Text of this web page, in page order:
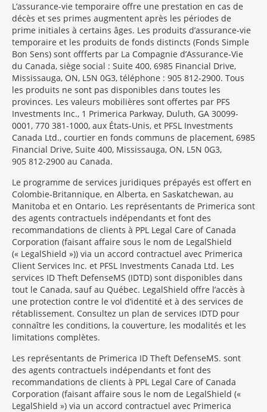
L’assurance-vie temporaire offre une prestation en cas de
décès et ses primes augmentent après les périodes de
prime initiales à certains âges. Les produits d’assurance-vie
temporaire et les produits de fonds distincts (Fonds Simple
Bon Sens) sont offferts par La Compagnie d’Assurance-Vie
du Canada, siège social : Suite 400, 6985 Financial Drive,
Mississauga, ON, L5N 0G3, téléphone : 905 812-2900. Tous
les produits ne sont pas disponibles dans toutes les
provinces. Les valeurs mobilières sont offertes par PFS
Investments Inc., 1 Primerica Parkway, Duluth, GA 30099-
0001, 770 381-1000, aux États-Unis, et PFSL Investments
Canada Ltd., courtier en fonds communs de placement, 6985
Financial Drive, Suite 400, Mississauga, ON, L5N 0G3,
905 812-2900 au Canada.
Le programme de services juridiques prépayés est offert en
Colombie-Britannique, en Alberta, en Saskatchewan, au
Manitoba et en Ontario. Les représentants de Primerica sont
des agents contractuels indépendants et font des
recommandations de clients à PPL Legal Care of Canada
Corporation (faisant affaire sous le nom de LegalShield
(« LegalShield »)) via un accord contractuel avec Primerica
Client Services Inc. et PFSL Investments Canada Ltd. Les
services ID Theft DefenseMS (IDTD) sont disponibles dans
tout le Canada, sauf au Québec. LegalShield offre l’accès à
une protection contre le vol d’identité et à des services de
rétablissement. Consultez un plan de services IDTD pour
connaître les conditions, la couverture, les modalités et les
limitations complètes.
Les représentants de Primerica ID Theft DefenseMS sont
des agents contractuels indépendants et font des
recommandations de clients à PPL Legal Care of Canada
Corporation (faisant affaire sous le nom de LegalShield («
LegalShield ») via un accord contractuel avec Primerica